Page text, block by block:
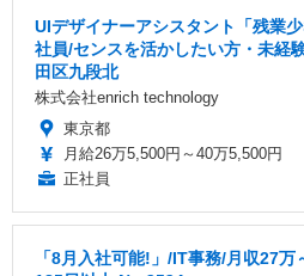
UIデザイナーアシスタント「残業
社員/センスを活かしたい方・未経
田区九段北
株式会社enrich technology
東京都
月給26万5,500円～40万5,500円
正社員
「8月入社可能!」/IT事務/月収27